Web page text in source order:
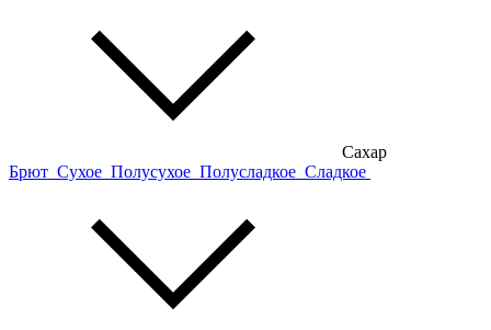
Сахар
Брют Сухое Полусухое Полусладкое Сладкое